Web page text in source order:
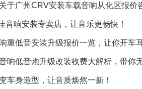
于广州CRV安装车载音响从化区报价
音响安装专卖店，让音乐更畅快！
重低音安装升级报价一览，让你开车
响低音炮升级改装收费大解析，带你
车身造型，让音质焕然一新！